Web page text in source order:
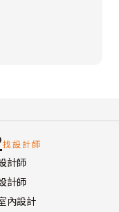
找設計師
計師
計師
內設計